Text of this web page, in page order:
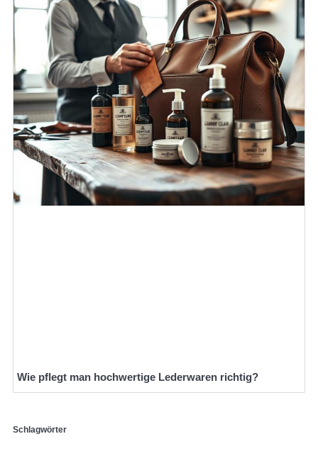
Wie pflegt man hochwertige Lederwaren richtig?
Schlagwörter